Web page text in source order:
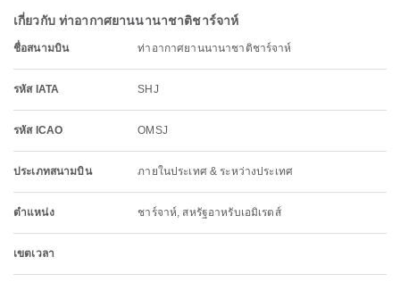
เกี่ยวกับ ท่าอากาศยานนานาชาติชาร์จาห์
ชื่อสนามบิน ท่าอากาศยานนานาชาติชาร์จาห์
รหัส IATA SHJ
รหัส ICAO OMSJ
ประเภทสนามบิน ภายในประเทศ & ระหว่างประเทศ
ตำแหน่ง ชาร์จาห์, สหรัฐอาหรับเอมิเรตส์
เขตเวลา